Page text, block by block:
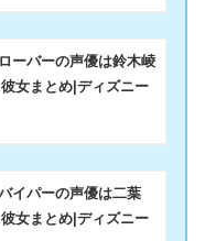
ーバーの声優は鈴木崚
女まとめ|ディズニー
イパーの声優は二葉
女まとめ|ディズニー